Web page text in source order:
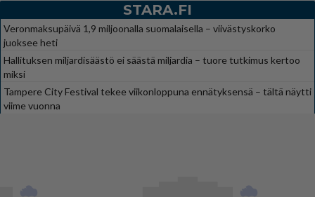
STARA.FI
Veronmaksupäivä 1,9 miljoonalla suomalaisella – viivästyskorko
juoksee heti
Hallituksen miljardisäästö ei säästä miljardia – tuore tutkimus kertoo
miksi
Tampere City Festival tekee viikonloppuna ennätyksensä – tältä näytti
viime vuonna